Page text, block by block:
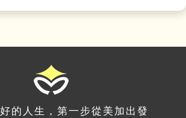
的人生，第一步從美加出發